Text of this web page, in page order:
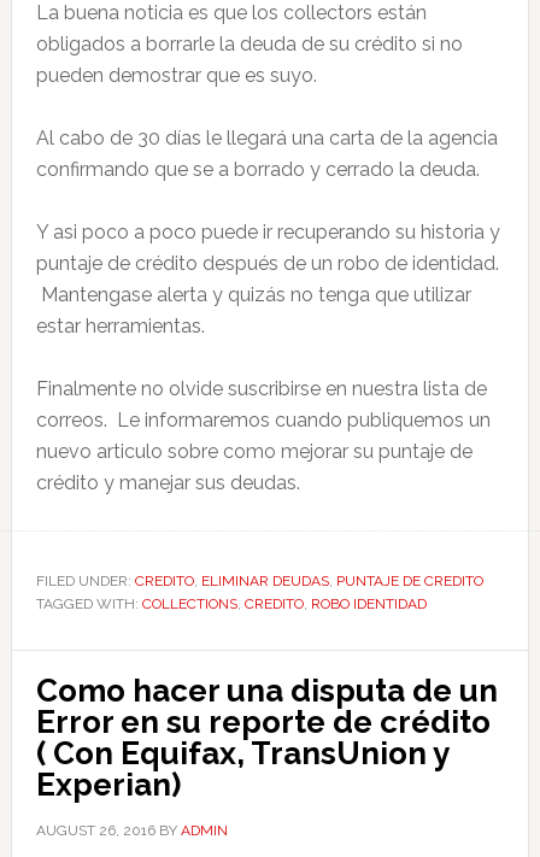
La buena noticia es que los collectors están
obligados a borrarle la deuda de su crédito si no
pueden demostrar que es suyo.
Al cabo de 30 días le llegará una carta de la agencia
confirmando que se a borrado y cerrado la deuda.
Y asi poco a poco puede ir recuperando su historia y
puntaje de crédito después de un robo de identidad.
Mantengase alerta y quizás no tenga que utilizar
estar herramientas.
Finalmente no olvide suscribirse en nuestra lista de
correos. Le informaremos cuando publiquemos un
nuevo articulo sobre como mejorar su puntaje de
crédito y manejar sus deudas.
FILED UNDER: CREDITO, ELIMINAR DEUDAS, PUNTAJE DE CREDITO
TAGGED WITH: COLLECTIONS, CREDITO, ROBO IDENTIDAD
Como hacer una disputa de un
Error en su reporte de crédito
( Con Equifax, TransUnion y
Experian)
AUGUST 26, 2016BY ADMIN